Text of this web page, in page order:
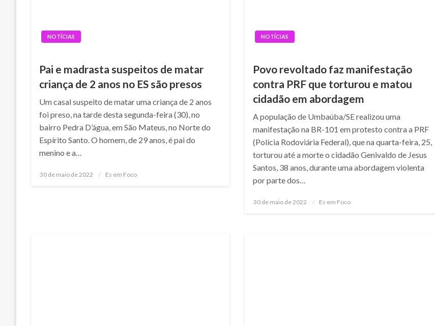
NOTÍCIAS
Pai e madrasta suspeitos de matar
criança de 2 anos no ES são presos
Um casal suspeito de matar uma criança de 2 anos
foi preso, na tarde desta segunda-feira (30), no
bairro Pedra D’água, em São Mateus, no Norte do
Espírito Santo. O homem, de 29 anos, é pai do
menino e a…
Posted
30 de maio de 2022 Es em Foco
NOTÍCIAS
Povo revoltado faz manifestação
contra PRF que torturou e matou
cidadão em abordagem
A população de Umbaúba/SE realizou uma
manifestação na BR-101 em protesto contra a PRF
(Polícia Rodoviária Federal), que na quarta-feira, 25,
torturou até a morte o cidadão Genivaldo de Jesus
Santos, 38 anos, durante uma abordagem violenta
por parte dos…
Posted
30 de maio de 2022 Es em Foco